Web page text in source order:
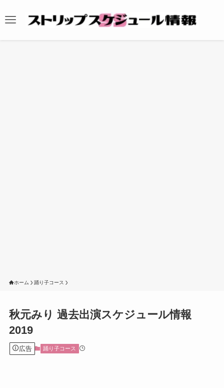
ホーム 踊り子コース
秋元みり 過去出演スケジュール情報
2019
広告 踊り子コース